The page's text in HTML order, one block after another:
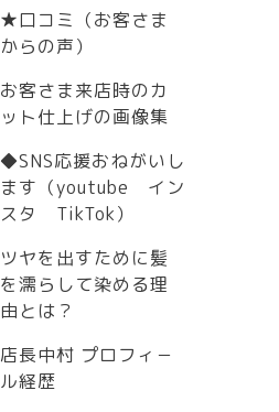
★口コミ（お客さま
からの声）
お客さま来店時のカ
ット仕上げの画像集
◆SNS応援おねがいし
ます（youtube イン
スタ TikTok）
ツヤを出すために髪
を濡らして染める理
由とは？
店長中村 プロフィ－
ル経歴